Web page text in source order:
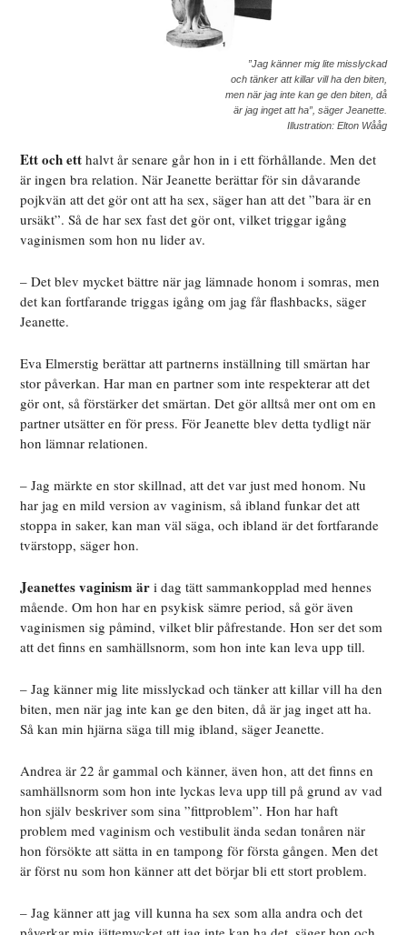
”Jag känner mig lite misslyckad
och tänker att killar vill ha den biten,
men när jag inte kan ge den biten, då
är jag inget att ha”, säger Jeanette.
Illustration: Elton Wååg
Ett och etthalvt år senare går hon in i ett förhållande. Men det
är ingen bra relation. När Jeanette berättar för sin dåvarande
pojkvän att det gör ont att ha sex, säger han att det ”bara är en
ursäkt”. Så de har sex fast det gör ont, vilket triggar igång
vaginismen som hon nu lider av.
– Det blev mycket bättre när jag lämnade honom i somras, men
det kan fortfarande triggas igång om jag får flashbacks, säger
Jeanette.
Eva Elmerstig berättaratt partnerns inställning till smärtan har
stor påverkan. Har man en partner som inte respekterar att det
gör ont, så förstärker det smärtan. Det gör alltså mer ont om en
partner utsätter en för press. För Jeanette blev detta tydligt när
hon lämnar relationen.
– Jag märkte en stor skillnad, att det var just med honom. Nu
har jag en mild version av vaginism, så ibland funkar det att
stoppa in saker, kan man väl säga, och ibland är det fortfarande
tvärstopp, säger hon.
Jeanettes vaginism är i dag tätt sammankopplad med hennes
mående. Om hon har en psykisk sämre period, så gör även
vaginismen sig påmind, vilket blir påfrestande. Hon ser det som
att det finns en samhällsnorm, som hon inte kan leva upp till.
– Jag känner mig lite misslyckad och tänker att killar vill ha den
biten, men när jag inte kan ge den biten, då är jag inget att ha.
Så kan min hjärna säga till mig ibland, säger Jeanette.
Andrea är 22år gammal och känner, även hon, att det finns en
samhällsnorm som hon inte lyckas leva upp till på grund av vad
hon själv beskriver som sina ”fittproblem”. Hon har haft
problem med vaginism och vestibulit ända sedan tonåren när
hon försökte att sätta in en tampong för första gången. Men det
är först nu som hon känner att det börjar bli ett stort problem.
– Jag känner att jag vill kunna ha sex som alla andra och det